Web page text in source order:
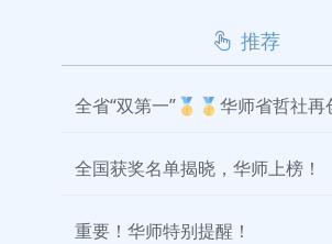
推荐
全省“双第一”🥇🥇华师省哲社再
全国获奖名单揭晓，华师上榜！
重要！华师特别提醒！